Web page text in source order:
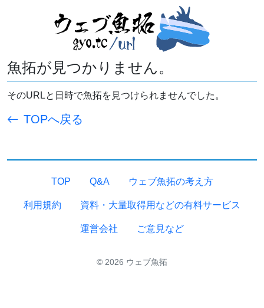
魚拓が見つかりません。
そのURLと日時で魚拓を見つけられませんでした。
TOPへ戻る
TOP Q&A ウェブ魚拓の考え方
利用規約 資料・大量取得用などの有料サービス
運営会社 ご意見など
© 2026 ウェブ魚拓